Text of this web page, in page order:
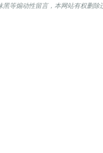
等煽动性留言，本网站有权删除